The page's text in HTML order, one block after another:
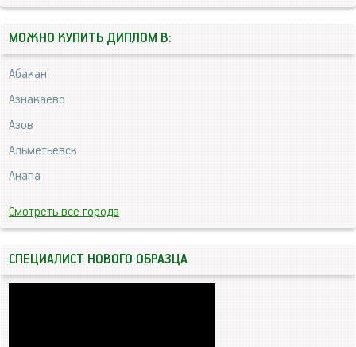
МОЖНО КУПИТЬ ДИПЛОМ В:
Абакан
Азнакаево
Азов
Альметьевск
Анапа
Смотреть все города
СПЕЦИАЛИСТ НОВОГО ОБРАЗЦА